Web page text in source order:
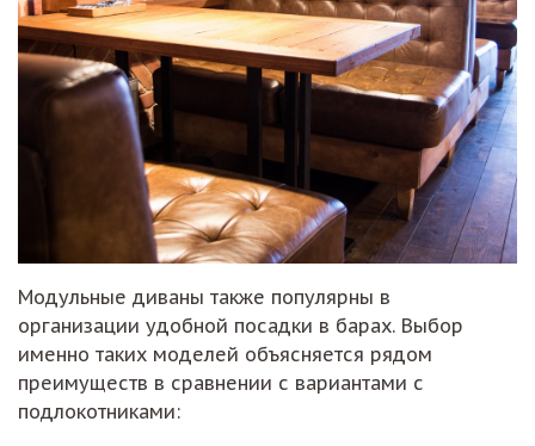
Модульные диваны также популярны в
организации удобной посадки в барах. Выбор
именно таких моделей объясняется рядом
преимуществ в сравнении с вариантами с
подлокотниками: